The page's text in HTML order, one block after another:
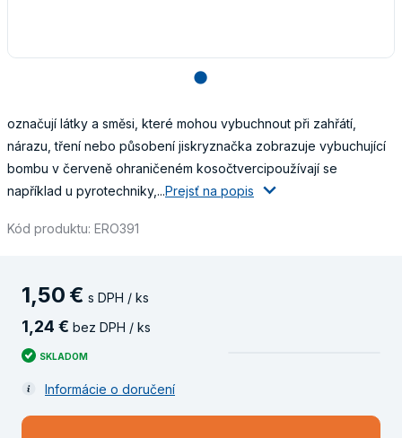
lens
označují látky a směsi, které mohou vybuchnout při zahřátí,
nárazu, tření nebo působení jiskryznačka zobrazuje vybuchující
bombu v červeně ohraničeném kosočtvercipoužívají se
například u pyrotechniky,...Prejsť na popis
Kód produktu: ERO391
1,50 € s DPH / ks
1 24 € bez DPH / ks
SKLADOM
Informácie o doručení